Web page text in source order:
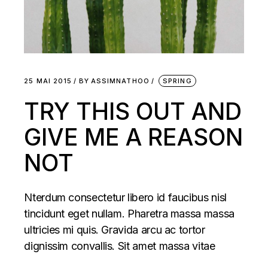
25 MAI 2015 BY ASSIMNATHOO SPRING
TRY THIS OUT AND
GIVE ME A REASON
NOT
Nterdum consectetur libero id faucibus nisl
tincidunt eget nullam. Pharetra massa massa
ultricies mi quis. Gravida arcu ac tortor
dignissim convallis. Sit amet massa vitae